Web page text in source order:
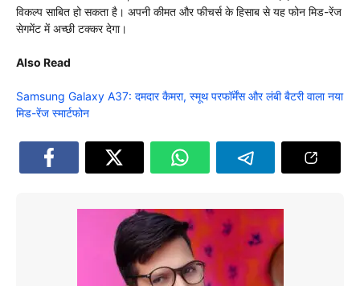
विकल्प साबित हो सकता है। अपनी कीमत और फीचर्स के हिसाब से यह फोन मिड-रेंज
सेगमेंट में अच्छी टक्कर देगा।
Also Read
Samsung Galaxy A37: दमदार कैमरा, स्मूथ परफॉर्मेंस और लंबी बैटरी वाला नया
मिड-रेंज स्मार्टफोन